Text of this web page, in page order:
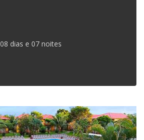
08 dias e 07 noites